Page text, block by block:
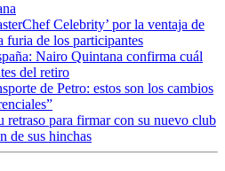
Celebrity’ por la ventaja de
furia de los participantes
Nairo Quintana confirma cuál
del retiro
de Petro: estos son los cambios
retraso para firmar con su nuevo club
de sus hinchas